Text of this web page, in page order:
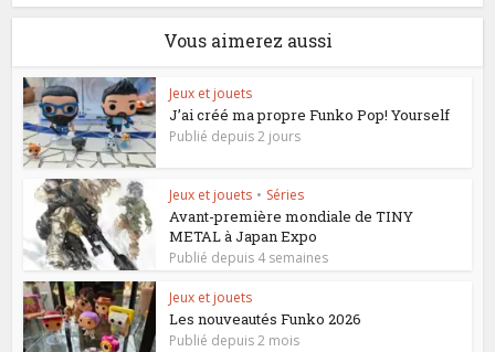
Vous aimerez aussi
Jeux et jouets
J’ai créé ma propre Funko Pop! Yourself
Publié depuis 2 jours
Jeux et jouets • Séries
Avant-première mondiale de TINY
METAL à Japan Expo
Publié depuis 4 semaines
Jeux et jouets
Les nouveautés Funko 2026
Publié depuis 2 mois